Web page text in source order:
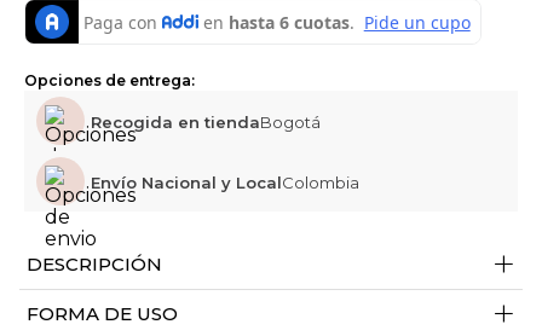
Opciones de entrega:
Recogida en tiendaBogotá
Envío Nacional y LocalColombia
DESCRIPCIÓN +
FORMA DE USO +